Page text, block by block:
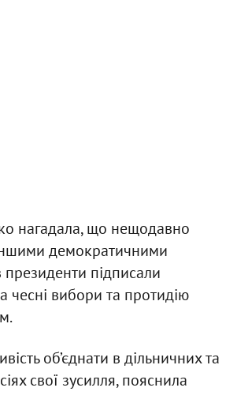
нагадала, що нещодавно
демократичними
підписали
вибори та протидію
об’єднати в дільничних та
свої зусилля, пояснила